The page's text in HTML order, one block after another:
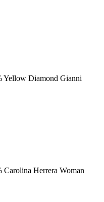
Yellow Diamond Gianni
Carolina Herrera Woman